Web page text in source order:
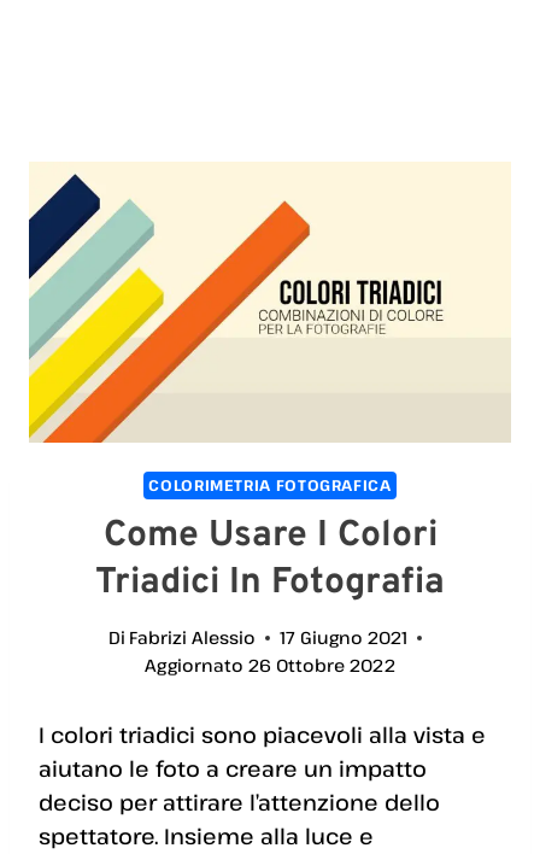
COLORIMETRIA FOTOGRAFICA
Come Usare I Colori
Triadici In Fotografia
Di Fabrizi Alessio
17 Giugno 2021
Aggiornato 26 Ottobre 2022
I colori triadici sono piacevoli alla vista e
aiutano le foto a creare un impatto
deciso per attirare l’attenzione dello
spettatore. Insieme alla luce e